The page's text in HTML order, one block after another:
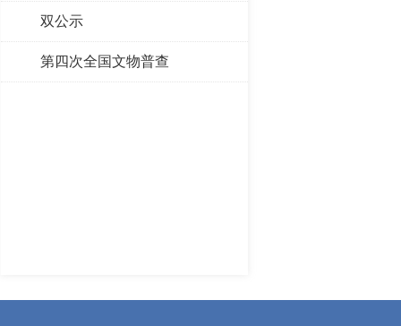
双公示
第四次全国文物普查